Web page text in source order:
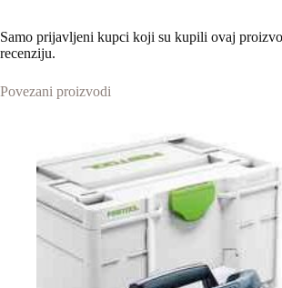
Samo prijavljeni kupci koji su kupili ovaj
recenziju.
Povezani proizvodi